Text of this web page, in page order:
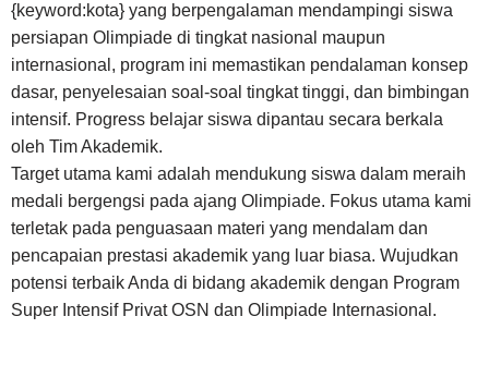
{keyword:kota} yang berpengalaman mendampingi siswa
persiapan Olimpiade di tingkat nasional maupun
internasional, program ini memastikan pendalaman konsep
dasar, penyelesaian soal-soal tingkat tinggi, dan bimbingan
intensif. Progress belajar siswa dipantau secara berkala
oleh Tim Akademik.
Target utama kami adalah mendukung siswa dalam meraih
medali bergengsi pada ajang Olimpiade. Fokus utama kami
terletak pada penguasaan materi yang mendalam dan
pencapaian prestasi akademik yang luar biasa. Wujudkan
potensi terbaik Anda di bidang akademik dengan Program
Super Intensif Privat OSN dan Olimpiade Internasional.